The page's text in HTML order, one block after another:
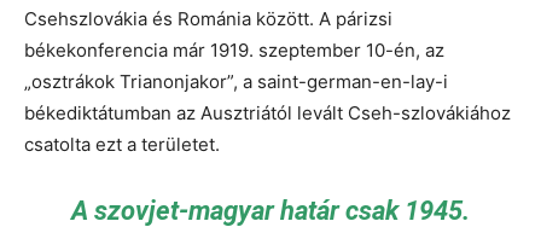
Csehszlovákia és Románia között. A párizsi
békekonferencia már 1919. szeptember 10-én, az
„osztrákok Trianonjakor”, a saint-german-en-lay-i
békediktátumban az Ausztriától levált Cseh-szlovákiához
csatolta ezt a területet.
A szovjet-magyar határ csak 1945.